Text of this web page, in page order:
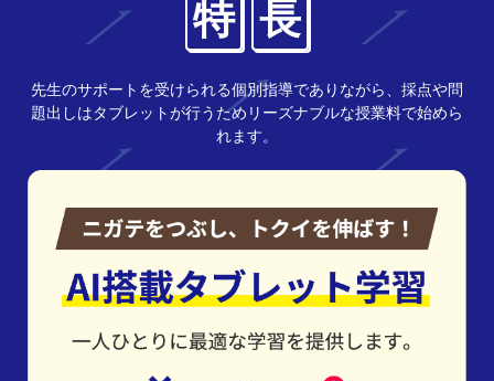
特 長
先生のサポートを受けられる個別指導でありながら、採点や問
題出しはタブレットが行うためリーズナブルな授業料で始めら
れます。